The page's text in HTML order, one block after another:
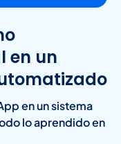
en un
en un sistema
lo aprendido en